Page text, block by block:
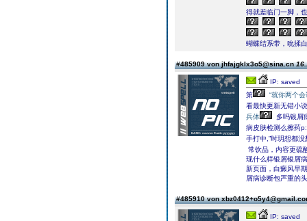
得就差临门一脚，
蝴蝶结系带，吮揉
#485909 von jhfajgklx3o5@sina.cn
IP: saved
第
“就你两个会
看最快更新无错小
兵体
多吗银屑
病皮肤检测么擦药
手打中,”时玥想都
常饮品，内容更硫
现什么样银屑银屑
新页面，白癜风早
屑病诊断包严重的
#485910 von
IP: saved